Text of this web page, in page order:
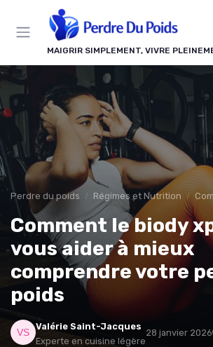
MAIGRIR SIMPLEMENT, VIVRE
Perdre du poids Régimes et Nutrition
Comment le biody
vous aider à mieux
comprendre votre
poids
Valérie Saint-Jacques
Experte en cuisine légère
28 janvier 2026
Panneau de gestion des cookies